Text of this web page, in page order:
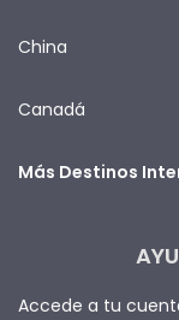
China
Canadá
Más Destinos
Accede a tu